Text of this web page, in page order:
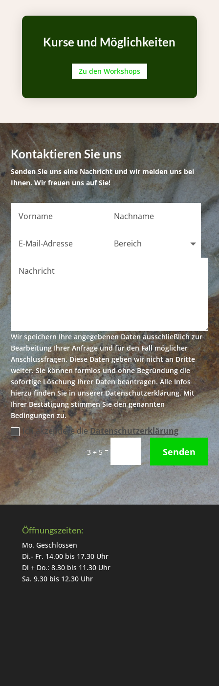
Kurse und Möglichkeiten
Zu den Workshops
Kontaktieren Sie uns
Senden Sie uns eine Nachricht und wir melden uns bei
Ihnen. Wir freuen uns auf Sie!
Wir speichern Ihre angegebenen Daten ausschließlich zur
Bearbeitung Ihrer Anfrage und für den Fall möglicher
Anschlussfragen. Diese Daten geben wir nicht an Dritte
weiter. Sie können formlos und ohne Begründung die
sofortige Löschung Ihrer Daten beantragen. Alle Infos
hierzu finden Sie in unserer Datenschutzerklärung. Mit
Ihrer Bestätigung stimmen Sie den genannten
Bedingungen zu.
Ich akzeptiere dieDatenschutzerklärung
3 + 5 = Senden
Öffnungszeiten:
Mo. Geschlossen
Di.- Fr. 14.00 bis 17.30 Uhr
Di + Do.: 8.30 bis 11.30 Uhr
Sa. 9.30 bis 12.30 Uhr